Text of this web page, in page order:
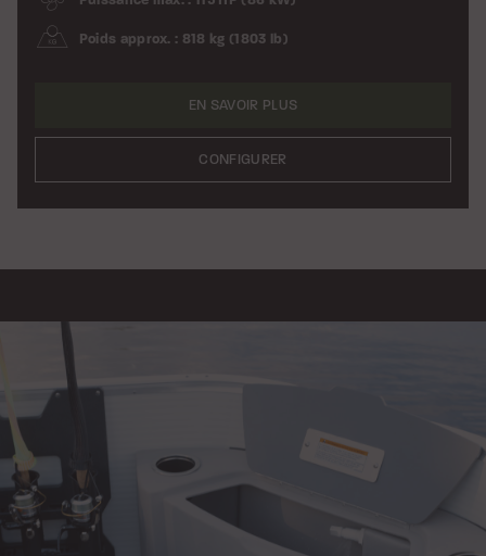
Poids approx. : 818 kg (1803 lb)
EN SAVOIR PLUS
CONFIGURER